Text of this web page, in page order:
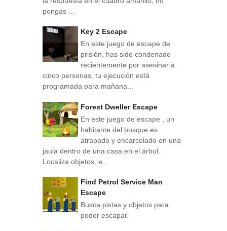
pongas ...
Key 2 Escape
En este juego de escape de
prisión, has sido condenado
recientemente por asesinar a
cinco personas, tu ejecución está
programada para mañana...
Forest Dweller Escape
En este juego de escape , un
habitante del bosque es
atrapado y encarcelado en una
jaula dentro de una casa en el árbol.
Localiza objetos, e...
Find Petrol Service Man
Escape
Busca pistas y objetos para
poder escapar.